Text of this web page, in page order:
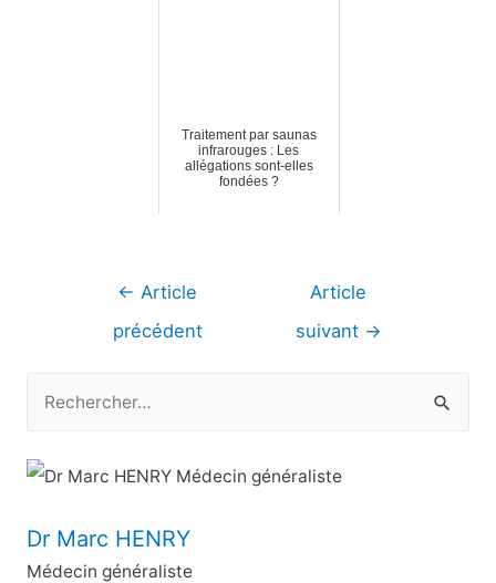
Traitement par saunas
infrarouges : Les
allégations sont-elles
fondées ?
Navigation
← Article
précédent
Article
suivant →
c
e
r
Dr Marc HENRY
Médecin généraliste